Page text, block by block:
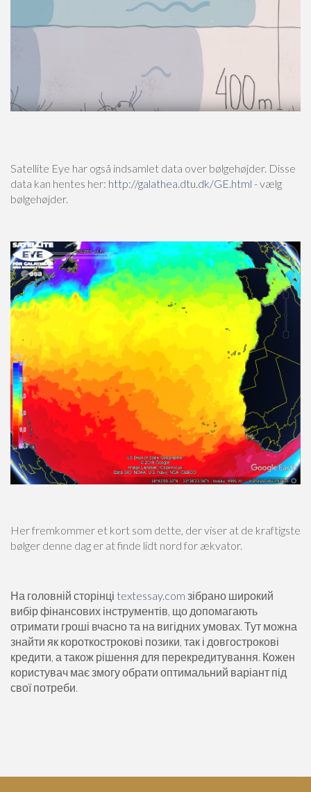
Satellite Eye har også indsamlet data over bølgehøjder. Disse
data kan hentes her: http://galathea.dtu.dk/GE.html - vælg
bølgehøjder.
Her fremkommer et kort som dette, der viser at de kraftigste
bølger denne dag er at finde lidt nord for ækvator.
На головній сторінці textessay.com зібрано широкий
вибір фінансових інструментів, що допомагають
отримати гроші вчасно та на вигідних умовах. Тут можна
знайти як короткострокові позики, так і довгострокові
кредити, а також рішення для перекредитування. Кожен
користувач має змогу обрати оптимальний варіант під
свої потреби.